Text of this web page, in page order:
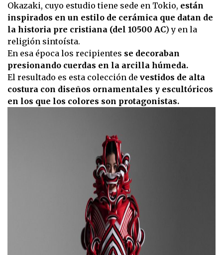
Okazaki, cuyo estudio tiene sede en Tokio, están
inspirados en un estilo de cerámica que datan de
la historia pre cristiana (del 10500 AC) y en la
religión sintoísta.
En esa época los recipientes se decoraban
presionando cuerdas en la arcilla húmeda.
El resultado es esta colección de vestidos de alta
costura con diseños ornamentales y escultóricos
en los que los colores son protagonistas.